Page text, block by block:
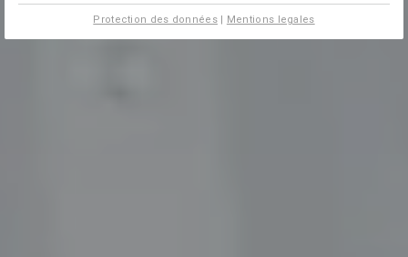
Protection des données| Mentions legales